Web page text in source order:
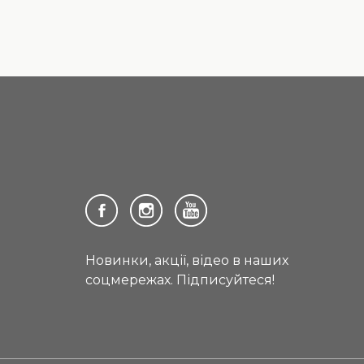
Новинки, акції, відео в наших
соцмережах. Підписуйтеся!